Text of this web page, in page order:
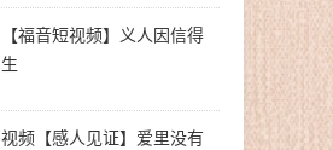
【福音短视频】义人因信得
生
视频【感人见证】爱里没有